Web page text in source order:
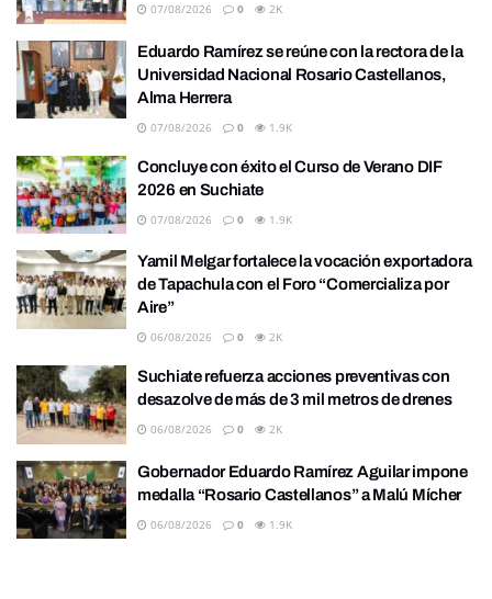
07/08/2026 0 2K
Eduardo Ramírez se reúne con la rectora de la
Universidad Nacional Rosario Castellanos,
Alma Herrera
07/08/2026 0 1.9K
Concluye con éxito el Curso de Verano DIF
2026 en Suchiate
07/08/2026 0 1.9K
Yamil Melgar fortalece la vocación exportadora
de Tapachula con el Foro “Comercializa por
Aire”
06/08/2026 0 2K
Suchiate refuerza acciones preventivas con
desazolve de más de 3 mil metros de drenes
06/08/2026 0 2K
Gobernador Eduardo Ramírez Aguilar impone
medalla “Rosario Castellanos” a Malú Mícher
06/08/2026 0 1.9K